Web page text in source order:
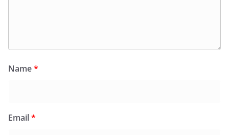
Name*
Email*